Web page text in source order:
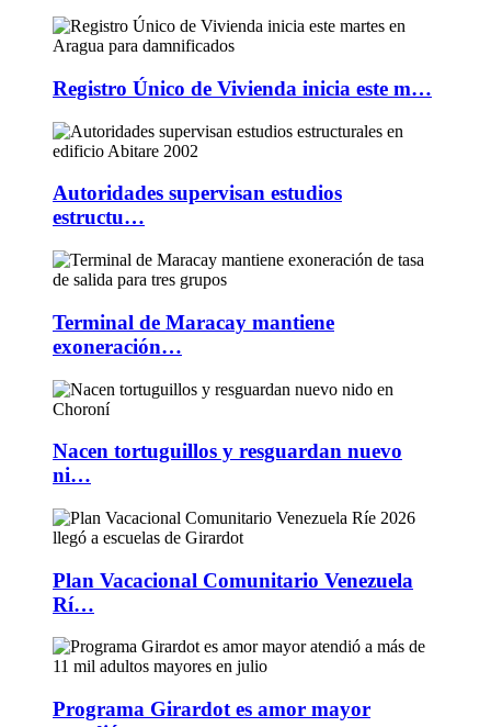
Registro Único de Vivienda inicia este m…
Autoridades supervisan estudios
estructu…
Terminal de Maracay mantiene
exoneración…
Nacen tortuguillos y resguardan nuevo
ni…
Plan Vacacional Comunitario Venezuela
Rí…
Programa Girardot es amor mayor